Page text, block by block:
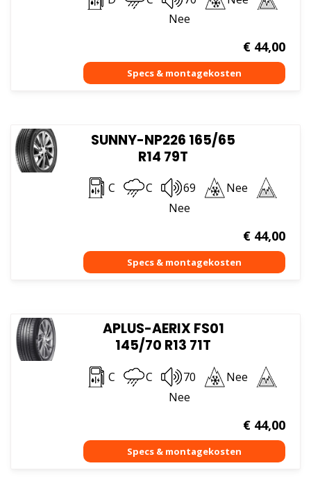
Nee
€44,00
SUNNY-NP226 165/65
R14 79T
C C 69
Nee
Nee
€44,00
APLUS-AERIX FS01
145/70 R13 71T
C C 70
Nee
Nee
€44,00